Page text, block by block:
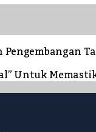
Pengembangan
Untuk